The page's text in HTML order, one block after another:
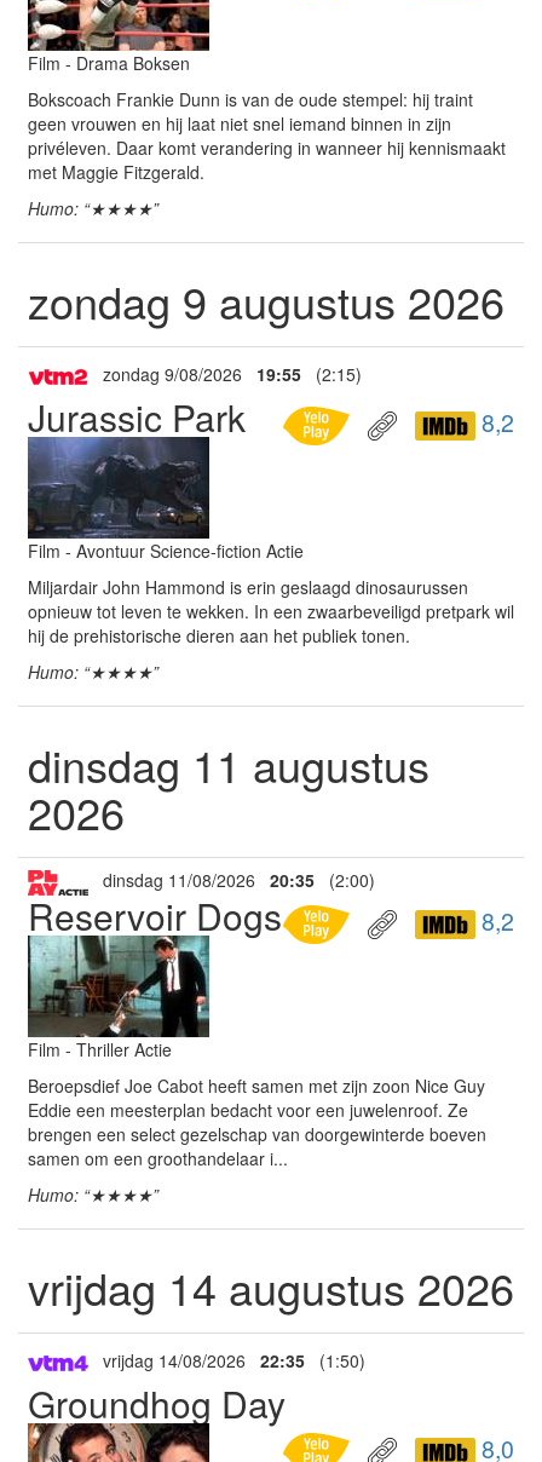
Film - Drama Boksen
Bokscoach Frankie Dunn is van de oude stempel: hij traint
geen vrouwen en hij laat niet snel iemand binnen in zijn
privéleven. Daar komt verandering in wanneer hij kennismaakt
met Maggie Fitzgerald.
Humo: “★★★★”
zondag 9 augustus 2026
zondag 9/08/2026 19:55 (2:15)
Jurassic Park 8,2
Film - Avontuur Science-fiction Actie
Miljardair John Hammond is erin geslaagd dinosaurussen
opnieuw tot leven te wekken. In een zwaarbeveiligd pretpark wil
hij de prehistorische dieren aan het publiek tonen.
Humo: “★★★★”
dinsdag 11 augustus
2026
dinsdag 11/08/2026 20:35 (2:00)
Reservoir Dogs 8,2
Film - Thriller Actie
Beroepsdief Joe Cabot heeft samen met zijn zoon Nice Guy
Eddie een meesterplan bedacht voor een juwelenroof. Ze
brengen een select gezelschap van doorgewinterde boeven
samen om een groothandelaar i...
Humo: “★★★★”
vrijdag 14 augustus 2026
vrijdag 14/08/2026 22:35 (1:50)
Groundhog Day
8,0